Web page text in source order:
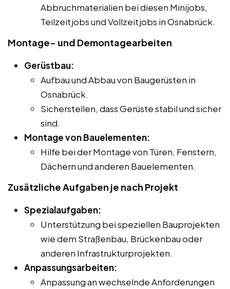
Abbruchmaterialien bei diesen Minijobs,
Teilzeitjobs und Vollzeitjobs in Osnabrück.
Montage- und Demontagearbeiten
Gerüstbau:
Aufbau und Abbau von Baugerüsten in
Osnabrück.
Sicherstellen, dass Gerüste stabil und sicher
sind.
Montage von Bauelementen:
Hilfe bei der Montage von Türen, Fenstern,
Dächern und anderen Bauelementen.
Zusätzliche Aufgaben je nach Projekt
Spezialaufgaben:
Unterstützung bei speziellen Bauprojekten
wie dem Straßenbau, Brückenbau oder
anderen Infrastrukturprojekten.
Anpassungsarbeiten:
Anpassung an wechselnde Anforderungen